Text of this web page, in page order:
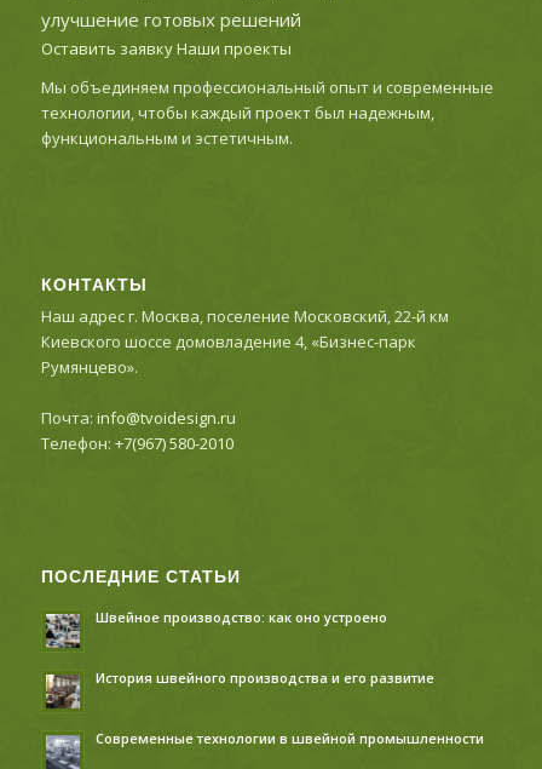
улучшение готовых решений
Оставить заявкуНаши проекты
Мы объединяем профессиональный опыт и современные
технологии, чтобы каждый проект был надежным,
функциональным и эстетичным.
КОНТАКТЫ
Наш адрес г. Москва, поселение Московский, 22-й км
Киевского шоссе домовладение 4, «Бизнес-парк
Румянцево».
Почта: info@tvoidesign.ru
Телефон: +7(967) 580-2010
ПОСЛЕДНИЕ СТАТЬИ
Швейное производство: как оно устроено
История швейного производства и его развитие
Современные технологии в швейной промышленности